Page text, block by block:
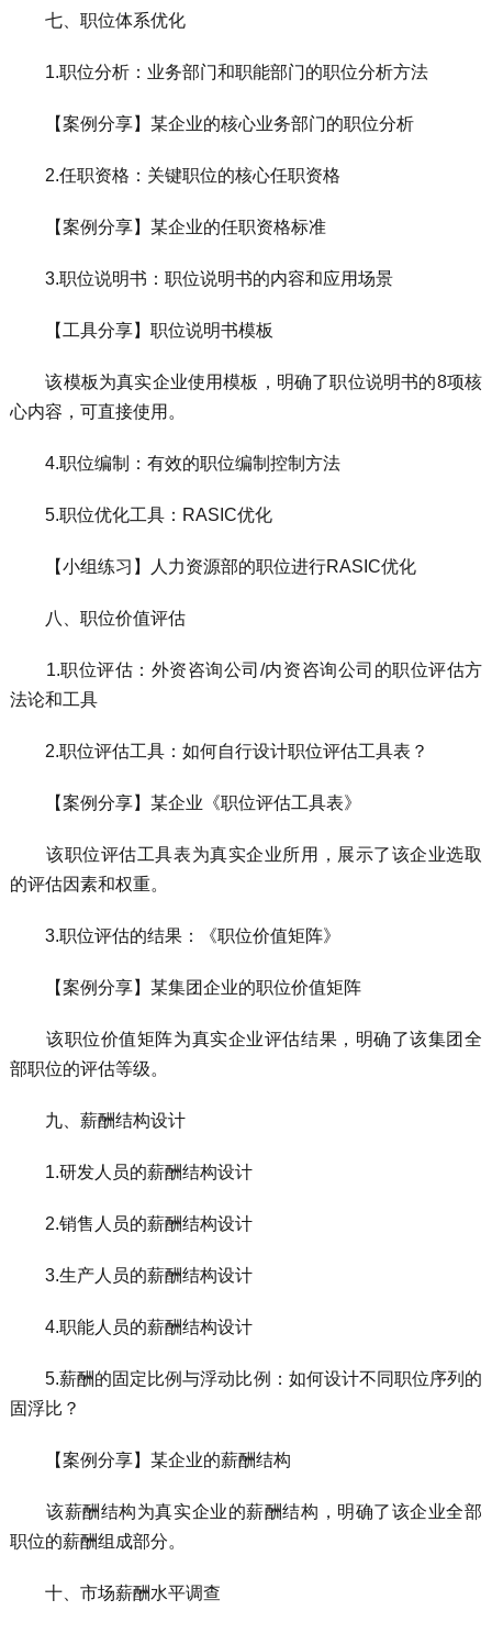
七、职位体系优化
1.职位分析：业务部门和职能部门的职位分析方法
【案例分享】某企业的核心业务部门的职位分析
2.任职资格：关键职位的核心任职资格
【案例分享】某企业的任职资格标准
3.职位说明书：职位说明书的内容和应用场景
【工具分享】职位说明书模板
该模板为真实企业使用模板，明确了职位说明书的8项核
心内容，可直接使用。
4.职位编制：有效的职位编制控制方法
5.职位优化工具：RASIC优化
【小组练习】人力资源部的职位进行RASIC优化
八、职位价值评估
1.职位评估：外资咨询公司/内资咨询公司的职位评估方
法论和工具
2.职位评估工具：如何自行设计职位评估工具表？
【案例分享】某企业《职位评估工具表》
该职位评估工具表为真实企业所用，展示了该企业选取
的评估因素和权重。
3.职位评估的结果：《职位价值矩阵》
【案例分享】某集团企业的职位价值矩阵
该职位价值矩阵为真实企业评估结果，明确了该集团全
部职位的评估等级。
九、薪酬结构设计
1.研发人员的薪酬结构设计
2.销售人员的薪酬结构设计
3.生产人员的薪酬结构设计
4.职能人员的薪酬结构设计
5.薪酬的固定比例与浮动比例：如何设计不同职位序列的
固浮比？
【案例分享】某企业的薪酬结构
该薪酬结构为真实企业的薪酬结构，明确了该企业全部
职位的薪酬组成部分。
十、市场薪酬水平调查